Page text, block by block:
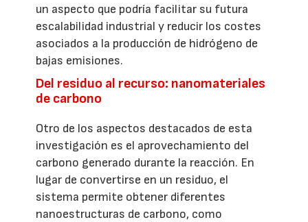
un aspecto que podría facilitar su futura
escalabilidad industrial y reducir los costes
asociados a la producción de hidrógeno de
bajas emisiones.
Del residuo al recurso: nanomateriales
de carbono
Otro de los aspectos destacados de esta
investigación es el aprovechamiento del
carbono generado durante la reacción. En
lugar de convertirse en un residuo, el
sistema permite obtener diferentes
nanoestructuras de carbono, como